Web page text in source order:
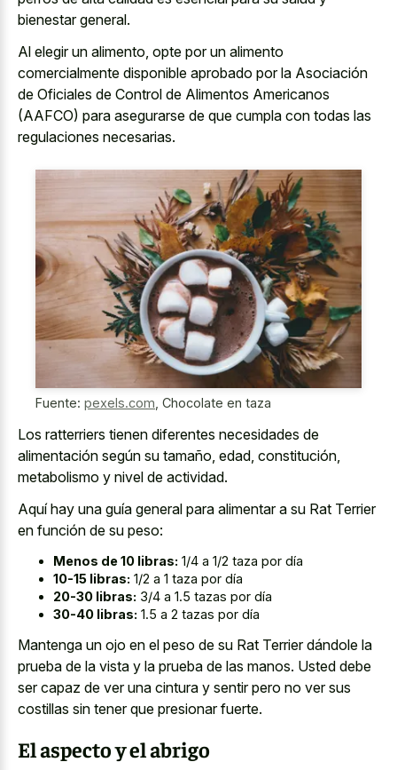
bienestar general.
Al elegir un alimento, opte por un alimento
comercialmente disponible aprobado por la Asociación
de Oficiales de Control de Alimentos Americanos
(AAFCO) para asegurarse de que cumpla con todas las
regulaciones necesarias.
Fuente: pexels.com Chocolate en taza
Los ratterriers tienen diferentes necesidades de
alimentación según su tamaño, edad, constitución,
metabolismo y nivel de actividad.
Aquí hay una guía general para alimentar a su Rat Terrier
en función de su peso:
Menos de 10 libras: 1/4 a 1/2 taza por día
10-15 libras: 1/2 a 1 taza por día
20-30 libras: 3/4 a 1.5 tazas por día
30-40 libras: 1.5 a 2 tazas por día
Mantenga un ojo en el peso de su Rat Terrier dándole la
prueba de la vista y la prueba de las manos. Usted debe
ser capaz de ver una cintura y sentir pero no ver sus
costillas sin tener que presionar fuerte.
El aspecto y el abrigo